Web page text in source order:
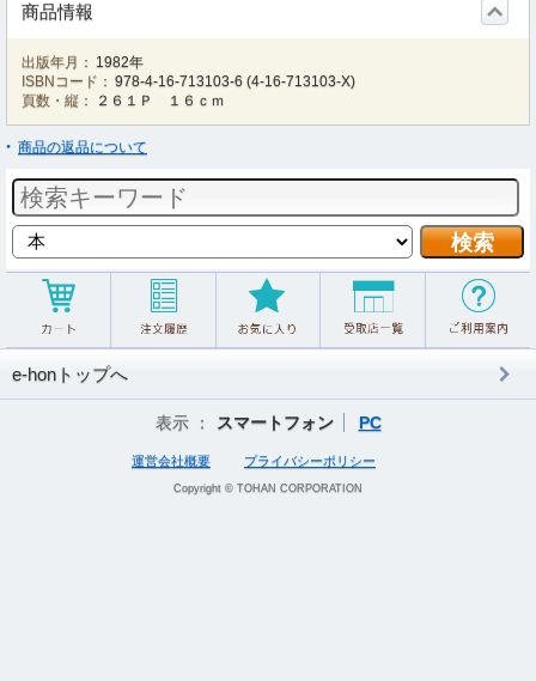
商品情報
出版年月： 1982年
ISBNコード： 978-4-16-713103-6 (4-16-713103-X)
頁数・縦：
２６１Ｐ １６ｃｍ
商品の返品について
e-honトップへ
表示 ： スマートフォン PC
運営会社概要 プライバシーポリシー
Copyright © TOHAN CORPORATION